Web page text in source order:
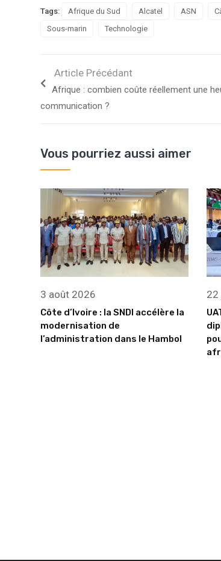
Tags: Afrique du Sud Alcatel ASN
Sous-marin
Technologie
Article Précédant
Afrique : combien coûte réellement une
communication ?
Vous pourriez aussi aimer
3 août 2026
Côte d’Ivoire : la SNDI accélère la
modernisation de
l’administration dans le Hambol
22